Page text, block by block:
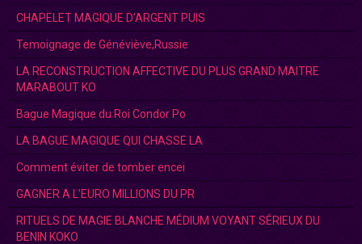
CHAPELET MAGIQUE D’ARGENT PUIS
Temoignage de Généviève,Russie
LA RECONSTRUCTION AFFECTIVE DU PLUS GRAND MAITRE
MARABOUT KO
Bague Magique du Roi Condor Po
LA BAGUE MAGIQUE QUI CHASSE LA
Comment éviter de tomber encei
GAGNER A L’EURO MILLIONS DU PR
RITUELS DE MAGIE BLANCHE MÉDIUM VOYANT SÉRIEUX DU
BENIN KOKO